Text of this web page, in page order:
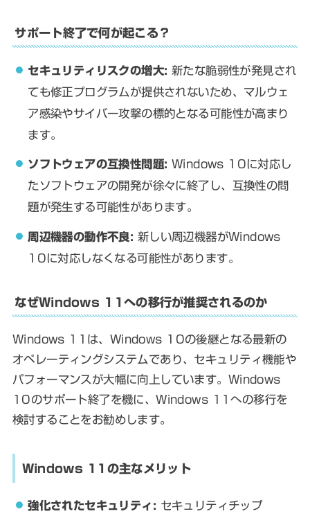
サポート終了で何が起こる？
セキュリティリスクの増大: 新たな脆弱性が発見され
ても修正プログラムが提供されないため、マルウェ
ア感染やサイバー攻撃の標的となる可能性が高まり
ます。
ソフトウェアの互換性問題: Windows 10に対応し
たソフトウェアの開発が徐々に終了し、互換性の問
題が発生する可能性があります。
周辺機器の動作不良: 新しい周辺機器がWindows
10に対応しなくなる可能性があります。
なぜWindows 11への移行が推奨されるのか
Windows 11は、Windows 10の後継となる最新の
オペレーティングシステムであり、セキュリティ機能や
パフォーマンスが大幅に向上しています。Windows
10のサポート終了を機に、Windows 11への移行を
検討することをお勧めします。
Windows 11の主なメリット
強化されたセキュリティ: セキュリティチップ